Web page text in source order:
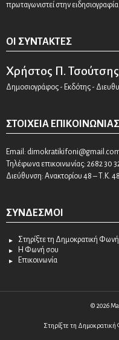
πρωταγωνιστεί στην
ΟΙ ΣΥΝΤΆΚΤΕΣ
Χρήστος Π. Τσούτσης
Δημοσιογράφος - Εκδότης -
ΣΤΟΙΧΕΊΑ ΕΠΙΚΟΙΝΩΝΊΑΣ
Email:
Τηλέφωνα επικοινωνίας: 2682 30
Διεύθυνση: Ανακτορίου 48 – Τ.Κ.
ΣΎΝΔΕΣΜΟΙ
Στηρίξτε τη Δημοκρατική Φωνή
Η Φωνή σου
Επικοινωνία
© 2026
Στηρίξτε τη